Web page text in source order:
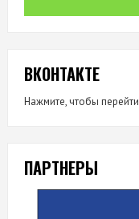
ВКОНТАКТЕ
Нажмите, чтобы перейти
ПАРТНЕРЫ